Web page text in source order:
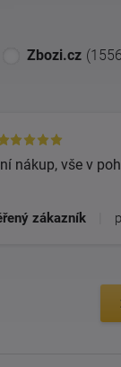
Zbozi.cz
nákup, vše v
zákazník